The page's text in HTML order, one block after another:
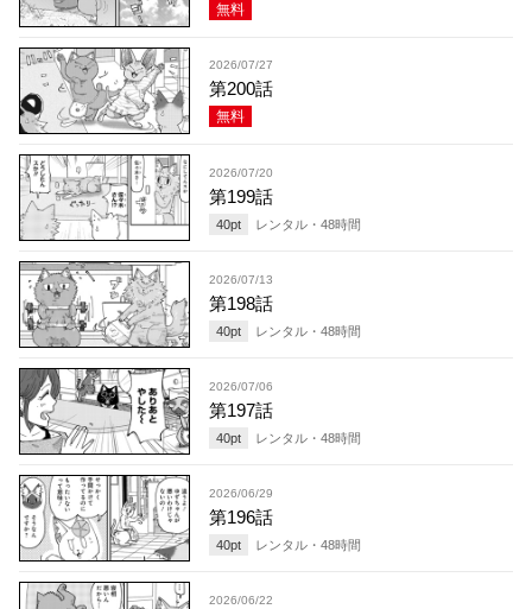
無料
2026/07/27
第200話
無料
2026/07/20
第199話
40pt レンタル・ 48時間
2026/07/13
第198話
40pt レンタル・ 48時間
2026/07/06
第197話
40pt レンタル・ 48時間
2026/06/29
第196話
40pt レンタル・ 48時間
2026/06/22